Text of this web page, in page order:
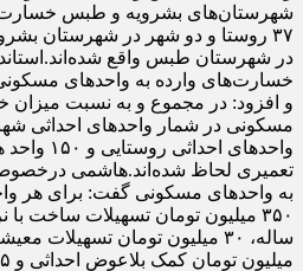
شهرستان‌های بشرویه و طبس خسارت
در شهرستان طبس واقع
خسارت‌های وارده به واحد‌های
واحد‌های
تعمیری لحاظ شده‌اند.هاشمی
به واحد‌های مسکونی گفت: برای هر